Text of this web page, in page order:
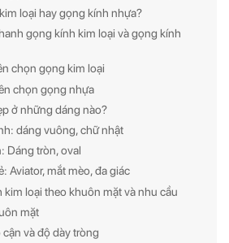
loại hay gọng kính nhựa?
gọng kính kim loại và gọng kính
chọn gọng kim loại
chọn gọng nhựa
ở những dáng nào?
dáng vuông, chữ nhật
Dáng tròn, oval
Aviator, mắt mèo, đa giác
kim loại theo khuôn mặt và nhu cầu
mặt
và độ dày tròng